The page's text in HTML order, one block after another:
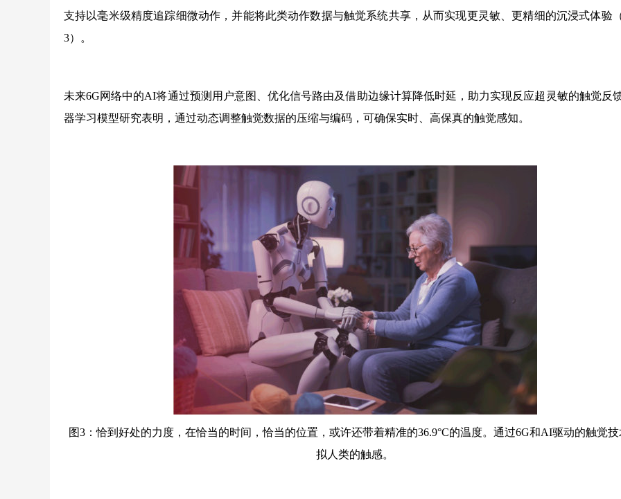
支持以毫米级精度追踪细微动作，并能将此类动作数据与触觉系统共享，从而实现更灵敏、更精细的沉浸式体验
3）。
未来6G网络中的AI将通过预测用户意图、优化信号路由及借助边缘计算降低时延，助力实现反应超灵敏的触觉反
器学习模型研究表明，通过动态调整触觉数据的压缩与编码，可确保实时、高保真的触觉感知。
图3：恰到好处的力度，在恰当的时间，恰当的位置，或许还带着精准的36.9°C的温度。通过6G和AI驱动的触觉技
拟人类的触感。